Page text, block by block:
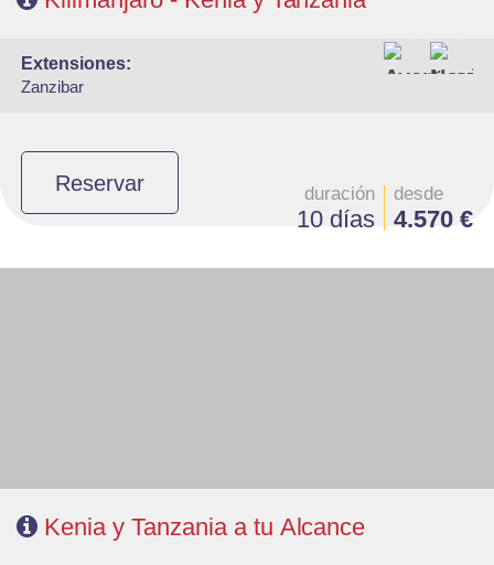
extensiones:
Zanzibar
Reservar duración
10 días
desde
4.570 €
Kenia y Tanzania a tu Alcance